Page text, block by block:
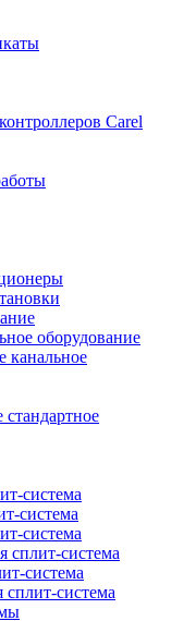
Carel
оборудование
канальное
система
система
система
сплит-система
система
сплит-система